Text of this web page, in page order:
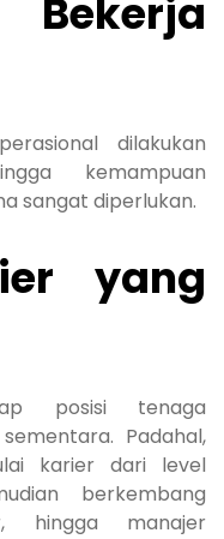
Bekerja
dilakukan
kemampuan
sangat diperlukan.
yang
posisi tenaga
Padahal,
karier dari level
berkembang
hingga manajer